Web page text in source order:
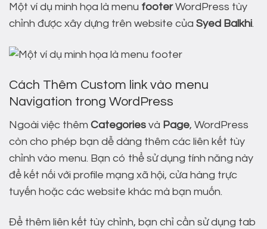
Một ví dụ minh họa là menu footerWordPress tùy
chỉnh được xây dựng trên website của Syed Balkhi.
Cách Thêm Custom link vào menu
Navigation trong WordPress
Ngoài việc thêm Categories và Page, WordPress
còn cho phép bạn dễ dàng thêm các liên kết tùy
chỉnh vào menu. Bạn có thể sử dụng tính năng này
để kết nối với profile mạng xã hội, cửa hàng trực
tuyến hoặc các website khác mà bạn muốn.
Để thêm liên kết tùy chỉnh, bạn chỉ cần sử dụng tab